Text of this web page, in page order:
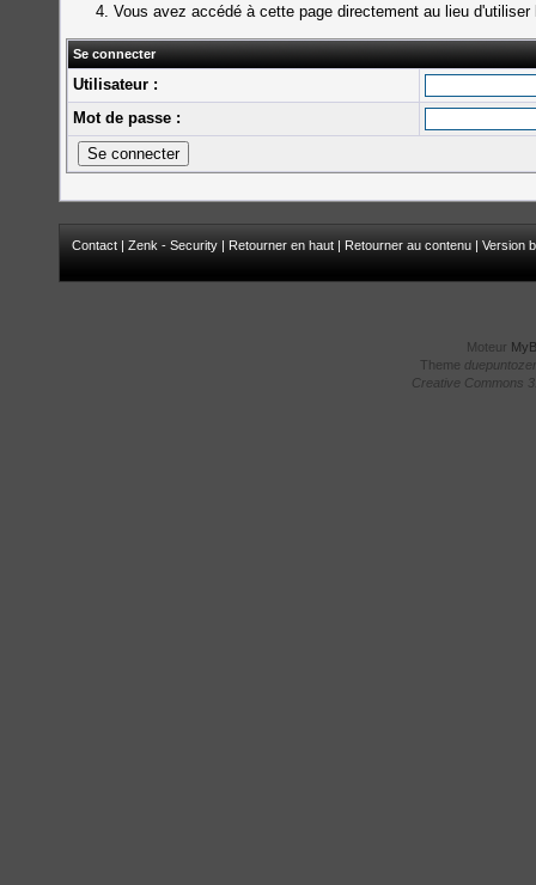
Vous avez accédé à cette page directement au lieu
Se connecter
Utilisateur :
Mot de passe :
Contact | Zenk - Security | Retourner en haut | Retourner au contenu | Version
Moteur
Theme
Creative Commons